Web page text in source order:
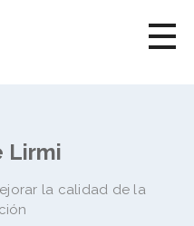
Lirmi
la calidad de la